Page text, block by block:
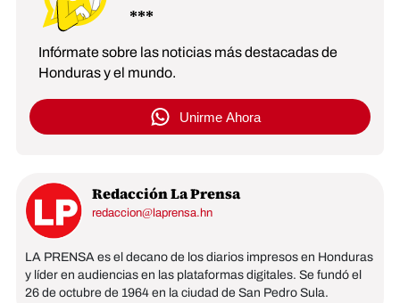
Infórmate sobre las noticias más destacadas de
Honduras y el mundo.
Unirme Ahora
Redacción La Prensa
redaccion@laprensa.hn
LA PRENSA es el decano de los diarios impresos en Honduras
y líder en audiencias en las plataformas digitales. Se fundó el
26 de octubre de 1964 en la ciudad de San Pedro Sula.